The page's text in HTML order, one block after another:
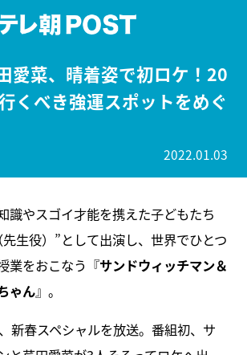
愛菜、晴着姿で初ロケ！20
くべき強運スポットをめぐ
2022.01.03
識やスゴイ才能を携えた子どもたち
生役）”として出演し、世界でひとつ
業をおこなう『サンドウィッチマン＆
ゃん』。
新春スペシャルを放送。番組初、サ